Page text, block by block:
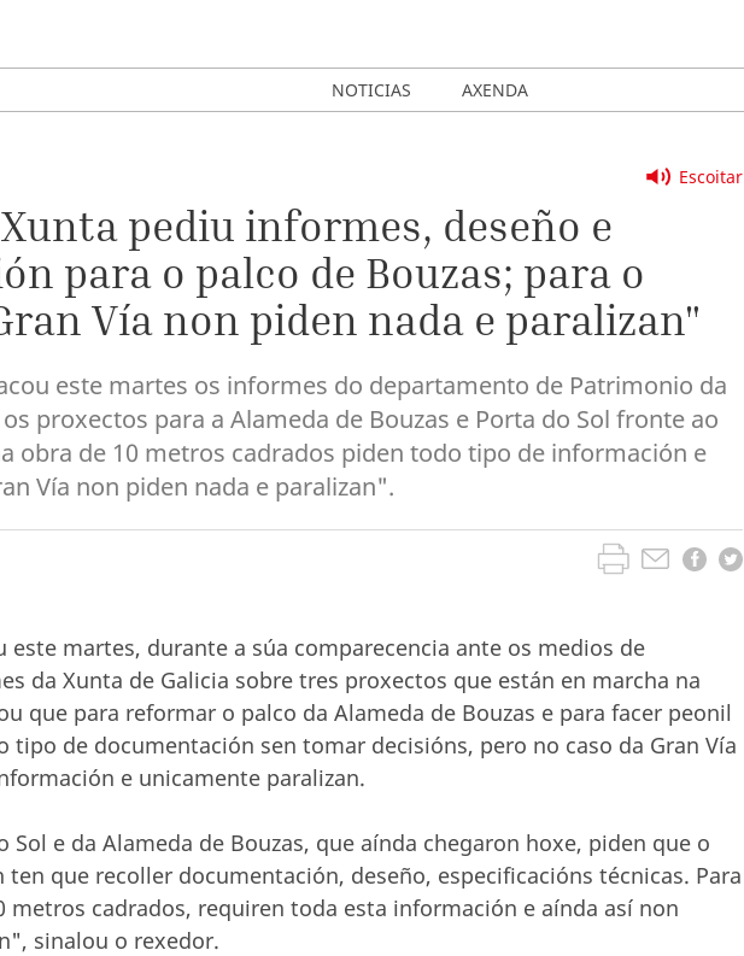
NOTICIAS AXENDA
Escoitar
pediu informes, deseño e
para o palco de Bouzas; para o
Vía non piden nada e paralizan"
este martes os informes do departamento de Patrimonio da
proxectos para a Alameda de Bouzas e Porta do Sol fronte ao
obra de 10 metros cadrados piden todo tipo de información e
Vía non piden nada e paralizan".
este martes, durante a súa comparecencia ante os medios de
da Xunta de Galicia sobre tres proxectos que están en marcha na
que para reformar o palco da Alameda de Bouzas e para facer peonil
tipo de documentación sen tomar decisións, pero no caso da Gran Vía
e unicamente paralizan.
Sol e da Alameda de Bouzas, que aínda chegaron hoxe, piden que o
que recoller documentación, deseño, especificacións técnicas. Para
metros cadrados, requiren toda esta información e aínda así non
sinalou o rexedor.